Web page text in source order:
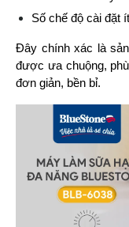
Số chế độ cài đặt
Đây chính xác là
được ưa chuộng,
đơn giản, bền bỉ.